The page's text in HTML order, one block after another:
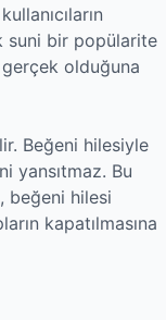
suni bir popülarite
olduğuna
Beğeni hilesiyle
yansıtmaz. Bu
beğeni hilesi
kapatılmasına